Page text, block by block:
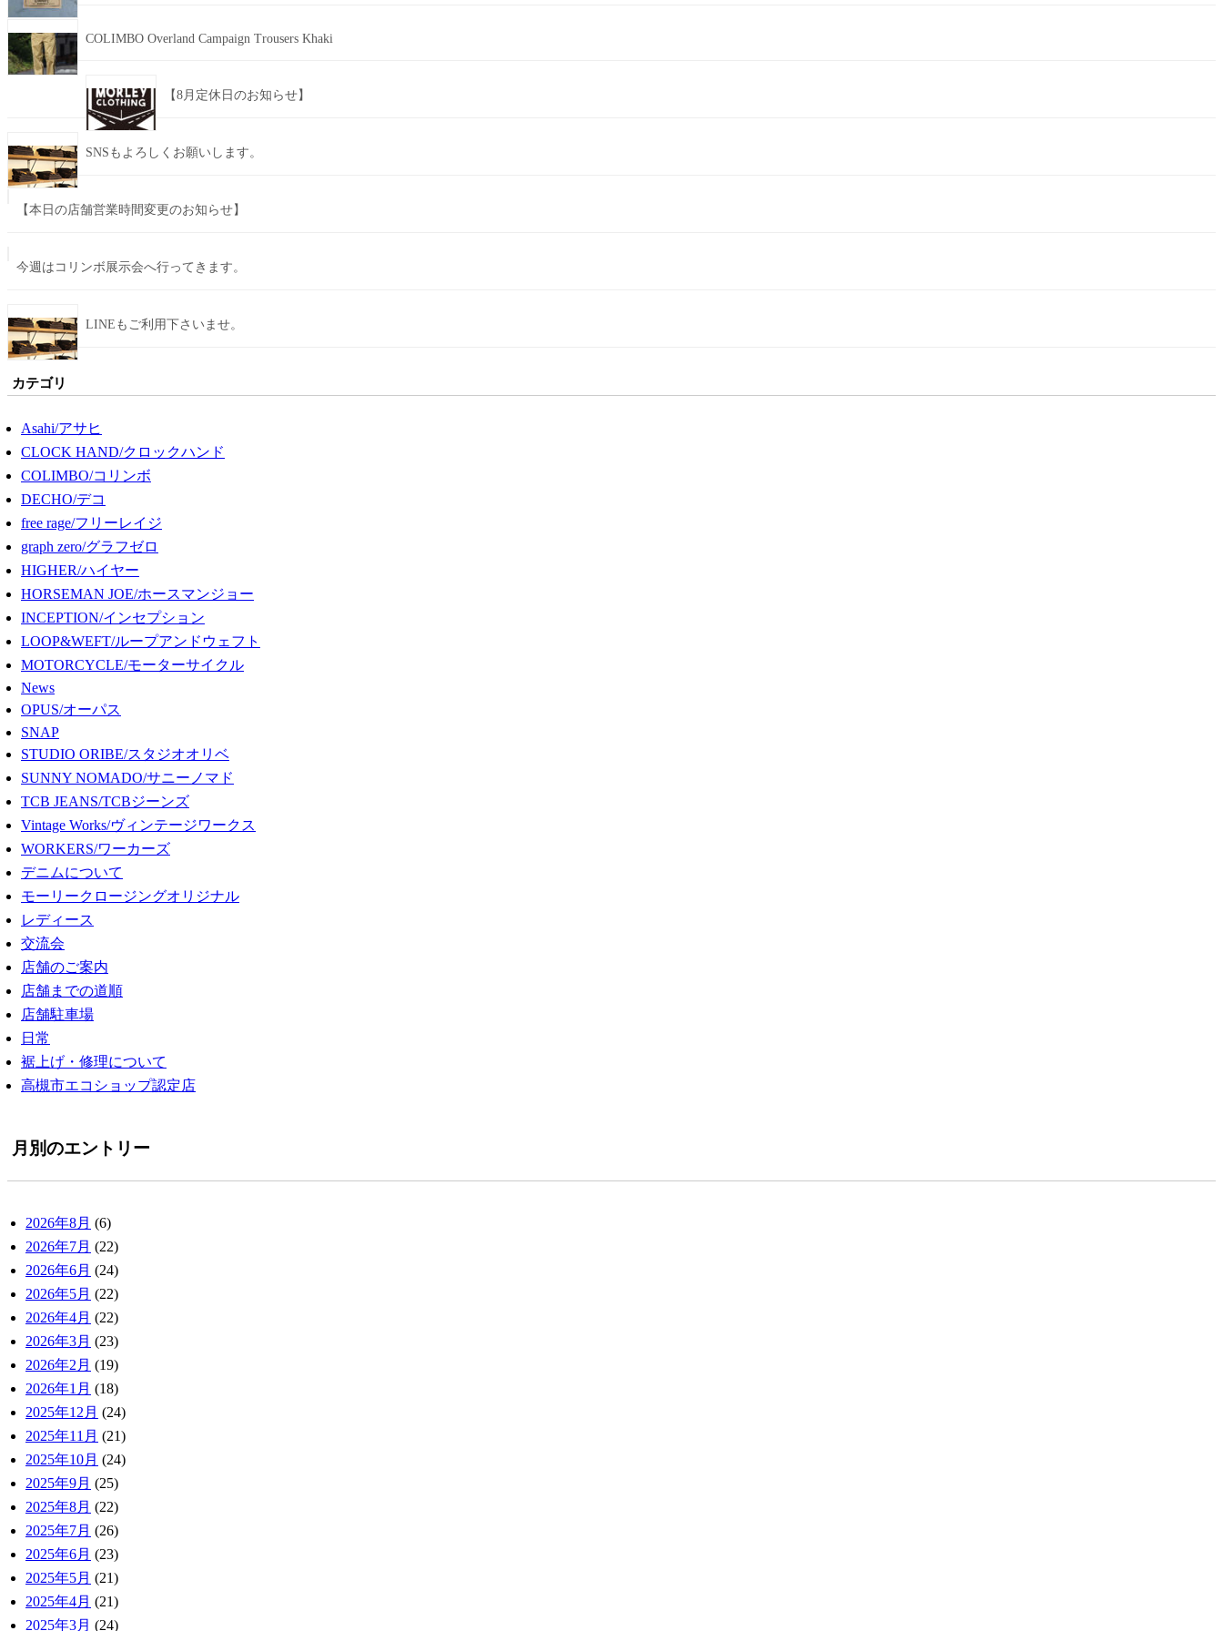
COLIMBO Overland Campaign Trousers Khaki
【8月定休日のお知らせ】
SNSもよろしくお願いします。
【本日の店舗営業時間変更のお知らせ】
今週はコリンボ展示会へ行ってきます。
LINEもご利用下さいませ。
カテゴリ
Asahi/アサヒ
CLOCK HAND/クロックハンド
COLIMBO/コリンボ
DECHO/デコ
free rage/フリーレイジ
graph zero/グラフゼロ
HIGHER/ハイヤー
HORSEMAN JOE/ホースマンジョー
INCEPTION/インセプション
LOOP&WEFT/ループアンドウェフト
MOTORCYCLE/モーターサイクル
News
OPUS/オーパス
SNAP
STUDIO ORIBE/スタジオオリベ
SUNNY NOMADO/サニーノマド
TCB JEANS/TCBジーンズ
Vintage Works/ヴィンテージワークス
WORKERS/ワーカーズ
デニムについて
モーリークロージングオリジナル
レディース
交流会
店舗のご案内
店舗までの道順
店舗駐車場
日常
裾上げ・修理について
高槻市エコショップ認定店
月別のエントリー
2026年8月 (6)
2026年7月 (22)
2026年6月 (24)
2026年5月 (22)
2026年4月 (22)
2026年3月 (23)
2026年2月 (19)
2026年1月 (18)
2025年12月 (24)
2025年11月 (21)
2025年10月 (24)
2025年9月 (25)
2025年8月 (22)
2025年7月 (26)
2025年6月 (23)
2025年5月 (21)
2025年4月 (21)
2025年3月 (24)